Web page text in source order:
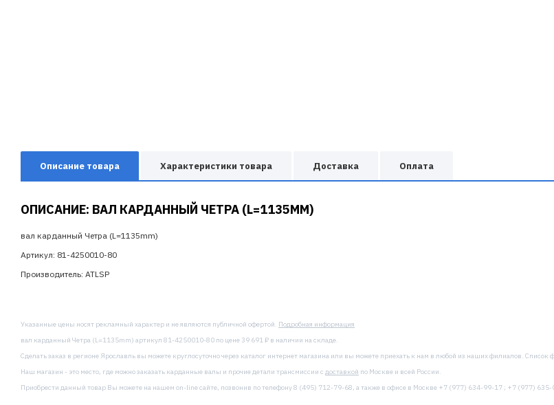
Описание товара Характеристики товара Доставка Оплата
ОПИСАНИЕ: ВАЛ КАРДАННЫЙ ЧЕТРА (L=1135MM)
вал карданный Четра (L=1135mm)
Артикул: 81-4250010-80
Производитель: ATLSP
Указанные цены носят рекламный характер и не являются публичной офертой. Подробная информация
вал карданный Четра (L=1135mm) артикул 81-4250010-80 по цене 39 691 ₽ в наличии на складе.
Сделать заказ в регионе Ярославль вы можете круглосуточно через каталог интернет магазина или вы можете приехать к нам в любой из наших филиалов. Список
Наш магазин - это место, где можно заказать карданные валы и прочие детали трансмиссии с доставкой по Москве и всей России.
Приобрести данный товар Вы можете на нашем on-line сайте, позвонив по телефону 8 (495) 712-79-68, а также в офисе в Москве +7 (977) 634-99-17 ; +7 (977)